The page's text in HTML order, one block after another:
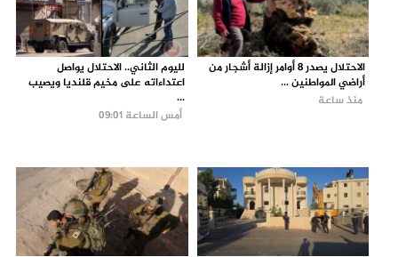
الاحتلال يصدر 8 أوامر إزالة أشجار من
أراضي المواطنين ...
منذ ساعة
لليوم الثاني.. الاحتلال يواصل
اعتداءاته على مخيم قلنديا ويصيب
...
أمس الساعة 09:01